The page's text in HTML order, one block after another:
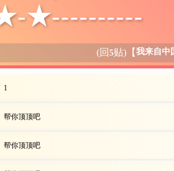
★----------
(回 5贴)【 我来自中
1
帮你顶顶吧
帮你顶顶吧